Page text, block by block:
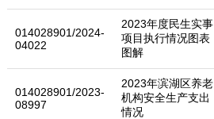
014028901/2024-
04022
2023年度民生实事
项目执行情况图表
图解
014028901/2023-
08997
2023年滨湖区养老
机构安全生产支出
情况